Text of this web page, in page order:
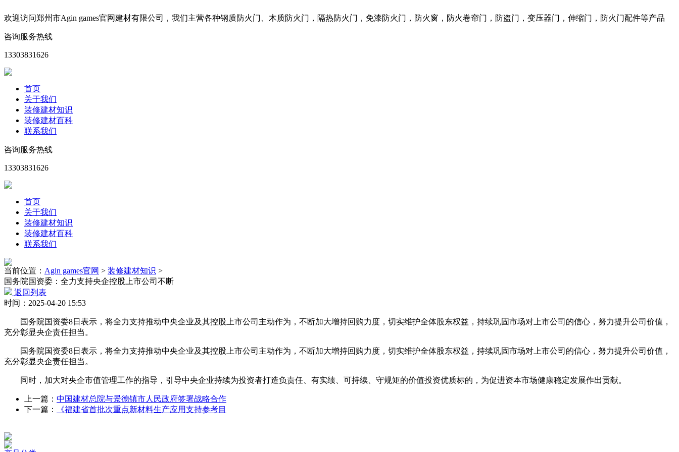
欢迎访问郑州市Agin games官网建材有限公司，我们主营各种钢质防火门、木质防火门，隔热防火门，免漆防火门，防火窗，防火卷帘门，防盗门，变压器门，伸缩门，防火门配件等产品
咨询服务热线
13303831626
首页
关于我们
装修建材知识
装修建材百科
联系我们
咨询服务热线
13303831626
首页
关于我们
装修建材知识
装修建材百科
联系我们
当前位置： Agin games官网 > 装修建材知识 >
国务院国资委：全力支持央企控股上市公司不断
返回列表
时间：2025-04-20 15:53
国务院国资委8日表示，将全力支持推动中央企业及其控股上市公司主动作为，不断加大增持回购力度，切实维护全体股东权益，持续巩固市场对上市公司的信心，努力提升公司价值，
充分彰显央企责任担当。
国务院国资委8日表示，将全力支持推动中央企业及其控股上市公司主动作为，不断加大增持回购力度，切实维护全体股东权益，持续巩固市场对上市公司的信心，努力提升公司价值，
充分彰显央企责任担当。
同时，加大对央企市值管理工作的指导，引导中央企业持续为投资者打造负责任、有实绩、可持续、守规矩的价值投资优质标的，为促进资本市场健康稳定发展作出贡献。
上一篇： 中国建材总院与景德镇市人民政府签署战略合作
下一篇：
《福建省首批次重点新材料生产应用支持参考目